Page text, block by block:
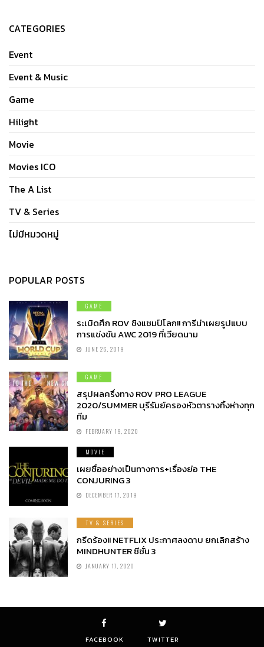
CATEGORIES
Event
Event & Music
Game
Hilight
Movie
Movies ICO
The A List
TV & Series
ไม่มีหมวดหมู่
POPULAR POSTS
GAME
ระเบิดศึก ROV ชิงแชมป์โลก!! การีน่าเผยรูปแบบ
การแข่งขัน AWC 2019 ที่เวียดนาม
JUNE 26, 2019
GAME
สรุปผลครึ่งทาง ROV PRO LEAGUE
2020/SUMMER บุรีรัมย์ครองหัวตารางทิ้งห่างทุก
ทีม
FEBRUARY 19, 2020
MOVIE
เผยชื่ออย่างเป็นทางการ+เรื่องย่อ THE
CONJURING 3
DECEMBER 17, 2019
TV & SERIES
กรีดร้อง!! NETFLIX ประกาศลงดาบ ยกเลิกสร้าง
MINDHUNTER ซีซั่น 3
JANUARY 17, 2020
FACEBOOK TWITTER